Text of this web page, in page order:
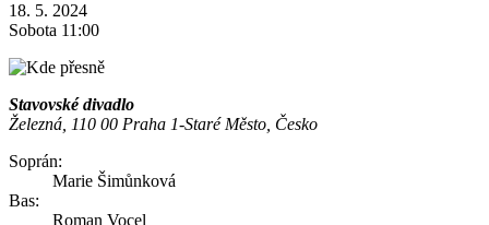
18. 5. 2024
Sobota 11:00
Stavovské divadlo
Železná, 110 00 Praha 1-Staré Město, Česko
Soprán:
Marie Šimůnková
Bas:
Roman Vocel